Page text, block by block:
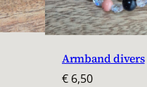
Armband divers
€ 6,50